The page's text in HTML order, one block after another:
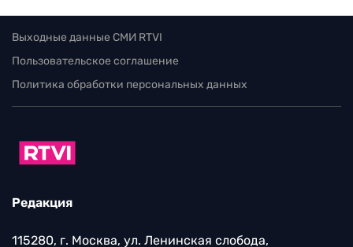
Выходные данные СМИ RTVI
Пользовательское соглашение
Политика обработки персональных данных
Редакция
115280, г. Москва, ул. Ленинская слобода,